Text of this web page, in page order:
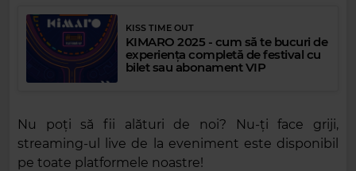
KISS TIME OUT
KIMARO 2025 - cum să te bucuri de
experiența completă de festival cu
bilet sau abonament VIP
Nu poți să fii alături de noi? Nu-ți face griji,
streaming-ul live de la eveniment este disponibil
pe toate platformele noastre!